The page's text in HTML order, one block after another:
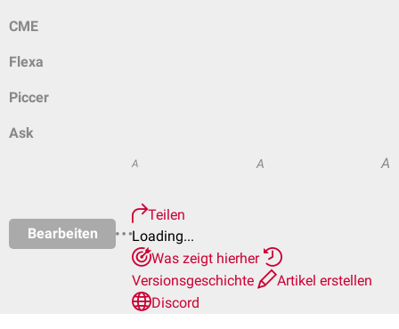
CME
Flexa
Piccer
Ask
Bearbeiten
A A A
Teilen
Loading...
Was zeigt hierher
Versionsgeschichte
Artikel erstellen
Discord